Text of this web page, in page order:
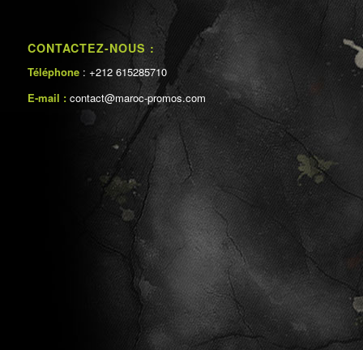
CONTACTEZ-NOUS :
Téléphone : +212 615285710
E-mail : contact@maroc-promos.com